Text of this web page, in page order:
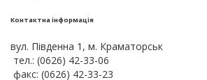
Контактна інформація
вул. Південна 1, м. Краматорськ
тел.: (0626) 42-33-06
факс: (0626) 42-33-23